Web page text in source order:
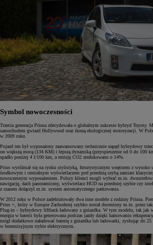
Symbol nowoczesności
Trzecia generacja Priusa zdecydowała o globalnym sukcesie hybryd Toyoty.
samochodem gwiazd Hollywood oraz ikoną ekologicznej motoryzacji. W
w 2009 roku.
Pojazd ten był wyposażony zaawansowany technicznie napęd hybrydowy
on większą mocą (134 KM) i lepszą dynamiką (przyspieszenie od 0 do 100
spadło poniżej 4 l/100 km, a emisję CO2 zredukowano o 14%.
Prius wyróżniał się na rynku stylistyką, futurystycznym wnętrzem z wysoko
środkowym i centralnym wyświetlaczem pod przednią szybą zamiast
nowoczesnym wyposażeniem. Polscy klienci mogli wybrać m.in.
nawigację, dach panoramiczny, wyświetlacz HUD na przedniej szybie czy
z czasem dołączył m.in. system automatycznego parkowania.
W 2012 roku w Polsce zadebiutowały dwa inne modele z rodziny Priusa.
Prius +, który w Europie Zachodniej szybko został doceniony m.in. przez
Plug-in – hybrydowy liftback ładowany z gniazdka. W tym modelu, tak jak
energia w baterii była generowana podczas jazdy dzięki hamowaniu
mógł dodatkowo naładować baterię z gniazdka lub ładowarki, zyskując do
w bezemisyjnym trybie elektrycznym.